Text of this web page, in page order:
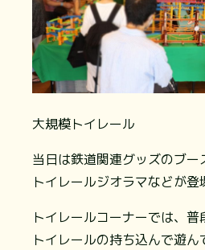
大規模トイレール
当日は鉄道関連グッズのブ
トイレールジオラマなどが登
トイレールコーナーでは、
トイレールの持ち込んで遊ん